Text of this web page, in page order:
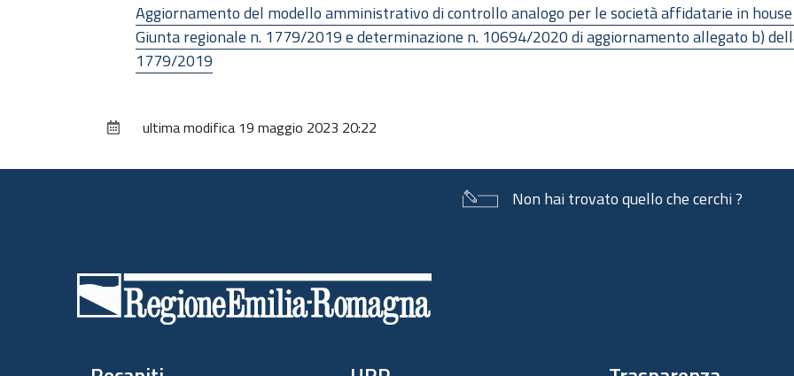
Aggiornamento del modello amministrativo di controllo analogo per le società affidatarie in
Giunta regionale n. 1779/2019 e determinazione n. 10694/2020 di aggiornamento allegato b)
1779/2019
ultima modifica 19 maggio 2023 20:22
Non hai trovato quello che cerchi ?